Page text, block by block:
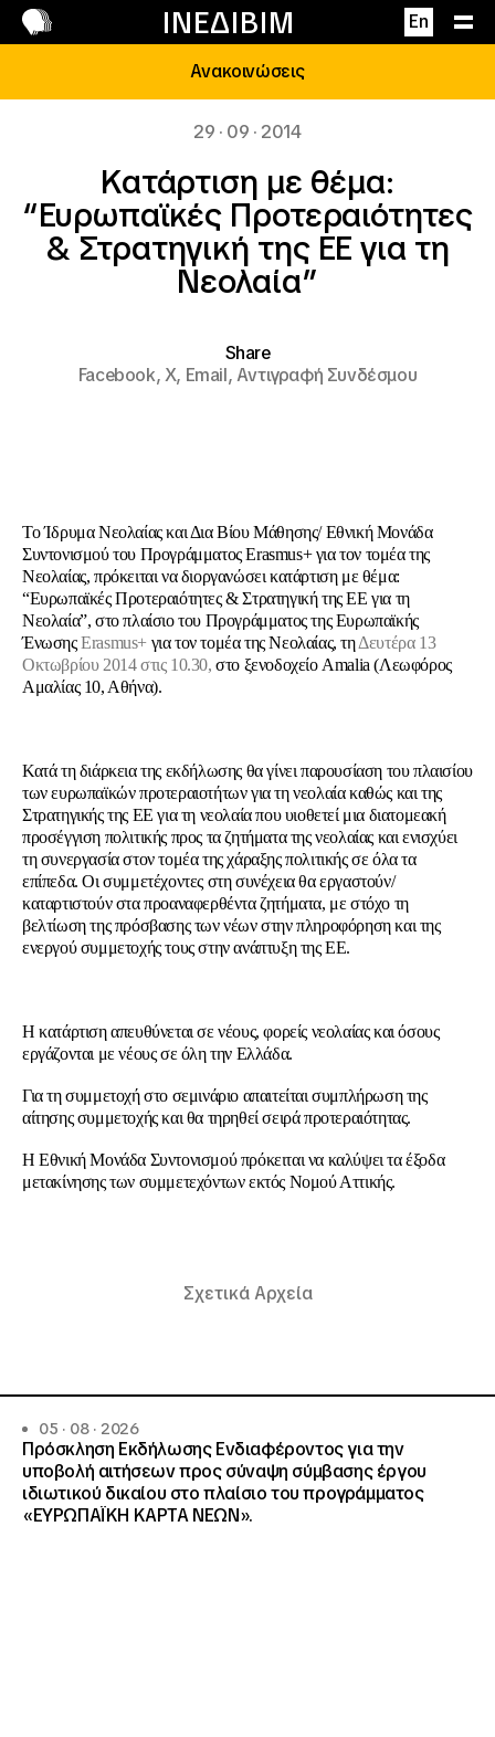
ΙΝΕΔΙΒΙΜ En
Επικοινωνία
Ανακοινώσεις
29 · 09 · 2014
Κατάρτιση με θέμα:
“Ευρωπαϊκές Προτεραιότητες
& Στρατηγική της ΕΕ για τη
Νεολαία”
Share
Facebook,X, Email,Αντιγραφή Συνδέσμου
Το Ίδρυμα Νεολαίας και Δια Βίου Μάθησης/ Εθνική Μονάδα
Συντονισμού του Προγράμματος Erasmus+ για τον τομέα της
Νεολαίας, πρόκειται να διοργανώσει κατάρτιση με θέμα:
“Ευρωπαϊκές Προτεραιότητες & Στρατηγική της ΕΕ για τη
Νεολαία”, στο πλαίσιο του Προγράμματος της Ευρωπαϊκής
ΈνωσηςErasmus+ για τον τομέα της Νεολαίας, τηΔευτέρα 13
Οκτωβρίου 2014 στις 10.30,στο ξενοδοχείο Amalia (Λεωφόρος
Αμαλίας 10, Αθήνα).
Κατά τη διάρκεια της εκδήλωσης θα γίνει παρουσίαση του πλαισίου
των ευρωπαϊκών προτεραιοτήτων για τη νεολαία καθώς και της
Στρατηγικής της ΕΕ για τη νεολαία που υιοθετεί μια διατομεακή
προσέγγιση πολιτικής προς τα ζητήματα της νεολαίας και ενισχύει
τη συνεργασία στον τομέα της χάραξης πολιτικής σε όλα τα
επίπεδα. Οι συμμετέχοντες στη συνέχεια θα εργαστούν/
καταρτιστούν στα προαναφερθέντα ζητήματα, με στόχο τη
βελτίωση της πρόσβασης των νέων στην πληροφόρηση και της
ενεργού συμμετοχής τους στην ανάπτυξη της ΕΕ.
Η κατάρτιση απευθύνεται σε νέους, φορείς νεολαίας και όσους
εργάζονται με νέους σε όλη την Ελλάδα.
Για τη συμμετοχή στο σεμινάριο απαιτείται συμπλήρωση της
αίτησης συμμετοχής και θα τηρηθεί σειρά προτεραιότητας.
Η Εθνική Μονάδα Συντονισμού πρόκειται να καλύψει τα έξοδα
μετακίνησης των συμμετεχόντων εκτός Νομού Αττικής.
Σχετικά Αρχεία
05 · 08 · 2026
Πρόσκληση Εκδήλωσης Ενδιαφέροντος για την
υποβολή αιτήσεων προς σύναψη σύμβασης έργου
ιδιωτικού δικαίου στο πλαίσιο του προγράμματος
«ΕΥΡΩΠΑΪΚΗ ΚΑΡΤΑ ΝΕΩΝ».